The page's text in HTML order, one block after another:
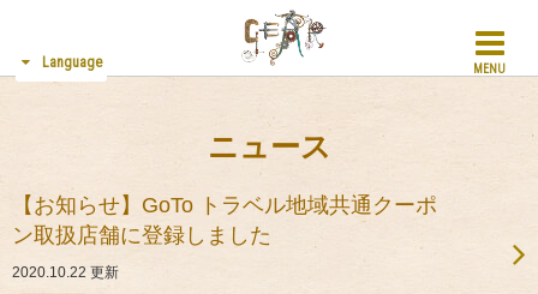
MENU
Language
ニュース
【お知らせ】GoTo トラベル地域共通クーポ
ン取扱店舗に登録しました
2020.10.22 更新